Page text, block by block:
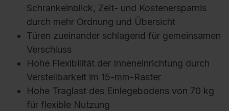
Schrankeinblick, Zeit- und Kostenersparnis
durch mehr Ordnung und Übersicht
Türen zueinander schlagend für gemeinsamen
Verschluss
Hohe Flexibilität der Inneneinrichtung durch
Verstellbarkeit im 15-mm-Raster
Hohe Traglast des Einlegebodens von 70 kg
für flexible Nutzung